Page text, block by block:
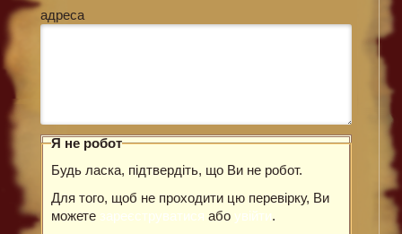
адреса
Я не робот
Будь ласка, підтвердіть, що Ви не робот.
Для того, щоб не проходити цю перевірку, Ви
можете зареєструватися або увійти.